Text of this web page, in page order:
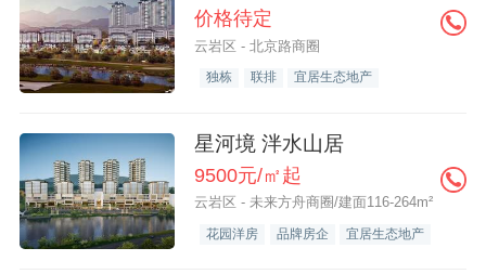
价格待定
云岩区 - 北京路商圈
独栋 联排 宜居生态地产
星河境 泮水山居
9500元/㎡起
云岩区 - 未来方舟商圈/建面116-264m²
花园洋房 品牌房企 宜居生态地产